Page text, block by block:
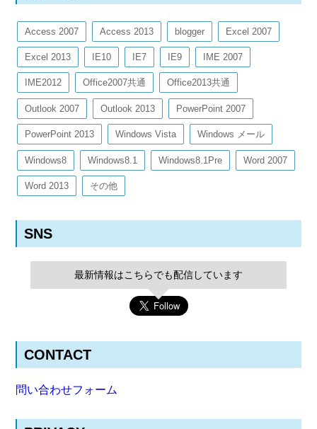
Access 2007 Access 2013 blogger Excel 2007
Excel 2013 IE10 IE7 IE9 IME 2007
IME2012 Office2007共通 Office2013共通
Outlook 2007 Outlook 2013 PowerPoint 2007
PowerPoint 2013 Windows Vista Windows メール
Windows8 Windows8.1 Windows8.1Pre Word 2007
Word 2013 その他
SNS
最新情報はこちらでも配信しています
CONTACT
問い合わせフォーム